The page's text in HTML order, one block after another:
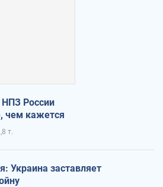
НПЗ России
чем кажется
т.
Украина заставляет